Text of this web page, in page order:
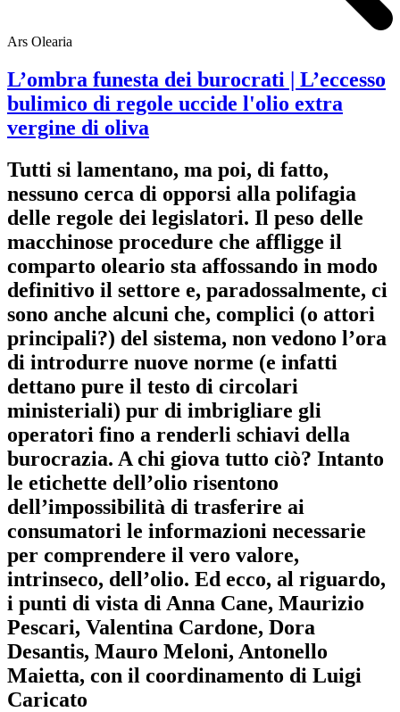
Ars Olearia
L’ombra funesta dei burocrati | L’eccesso
bulimico di regole uccide l'olio extra
vergine di oliva
Tutti si lamentano, ma poi, di fatto,
nessuno cerca di opporsi alla polifagia
delle regole dei legislatori. Il peso delle
macchinose procedure che affligge il
comparto oleario sta affossando in modo
definitivo il settore e, paradossalmente, ci
sono anche alcuni che, complici (o attori
principali?) del sistema, non vedono l’ora
di introdurre nuove norme (e infatti
dettano pure il testo di circolari
ministeriali) pur di imbrigliare gli
operatori fino a renderli schiavi della
burocrazia. A chi giova tutto ciò? Intanto
le etichette dell’olio risentono
dell’impossibilità di trasferire ai
consumatori le informazioni necessarie
per comprendere il vero valore,
intrinseco, dell’olio. Ed ecco, al riguardo,
i punti di vista di Anna Cane, Maurizio
Pescari, Valentina Cardone, Dora
Desantis, Mauro Meloni, Antonello
Maietta, con il coordinamento di Luigi
Caricato